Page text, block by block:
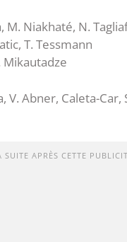
M. Niakhaté, N.
T. Tessmann
Mikautadze
V. Abner, Caleta-
SUITE APRÈS CETTE